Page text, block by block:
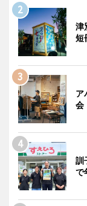
津
短
ア
会
訓
で